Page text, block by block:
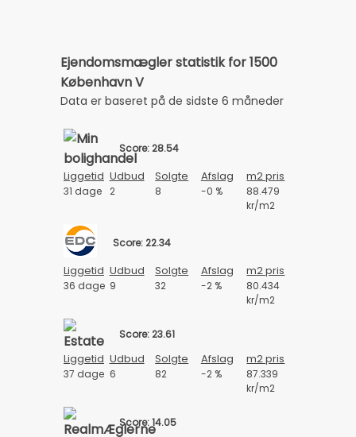
Ejendomsmægler statistik for 1500
København V
Data er baseret på de sidste 6 måneder
Score: 28.54
Liggetid Udbud Solgte Afslag m2 pris
31 dage 2 8 -0 %
88.479
kr/m2
Score: 22.34
Liggetid Udbud Solgte Afslag m2 pris
36 dage 9 32 -2 %
80.434
kr/m2
Score: 23.61
Liggetid Udbud Solgte Afslag m2 pris
37 dage 6 82 -2 %
87.339
kr/m2
Score: 14.05